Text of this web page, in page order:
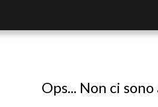
Ops... Non ci